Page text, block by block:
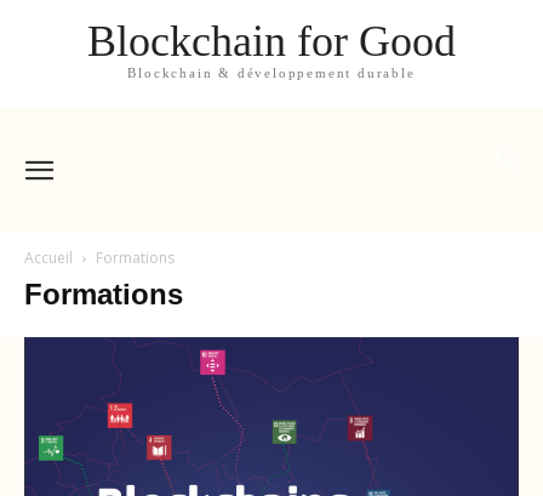
Blockchain for Good
Blockchain & développement durable
Accueil Formations
Formations